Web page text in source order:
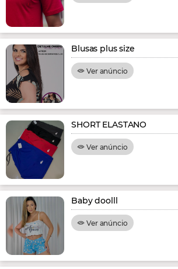
Blusas plus size
Ver anúncio
SHORT ELASTANO
Ver anúncio
Baby doolll
Ver anúncio